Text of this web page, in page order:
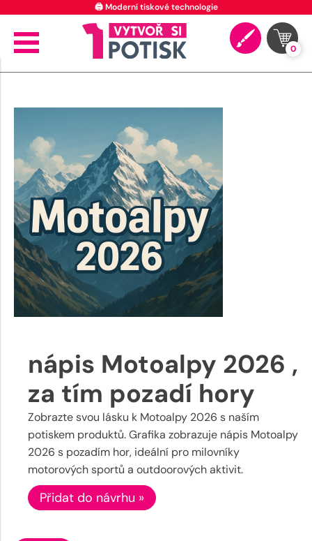
0
nápis Motoalpy 2026 ,
za tím pozadí hory
Zobrazte svou lásku k Motoalpy 2026 s naším
potiskem produktů. Grafika zobrazuje nápis Motoalpy
2026 s pozadím hor, ideální pro milovníky
motorových sportů a outdoorových aktivit.
Přidat do návrhu »